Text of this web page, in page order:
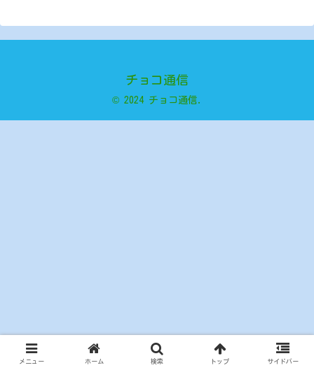
チョコ通信
© 2024 チョコ通信.
メニュー ホーム 検索 トップ サイドバー